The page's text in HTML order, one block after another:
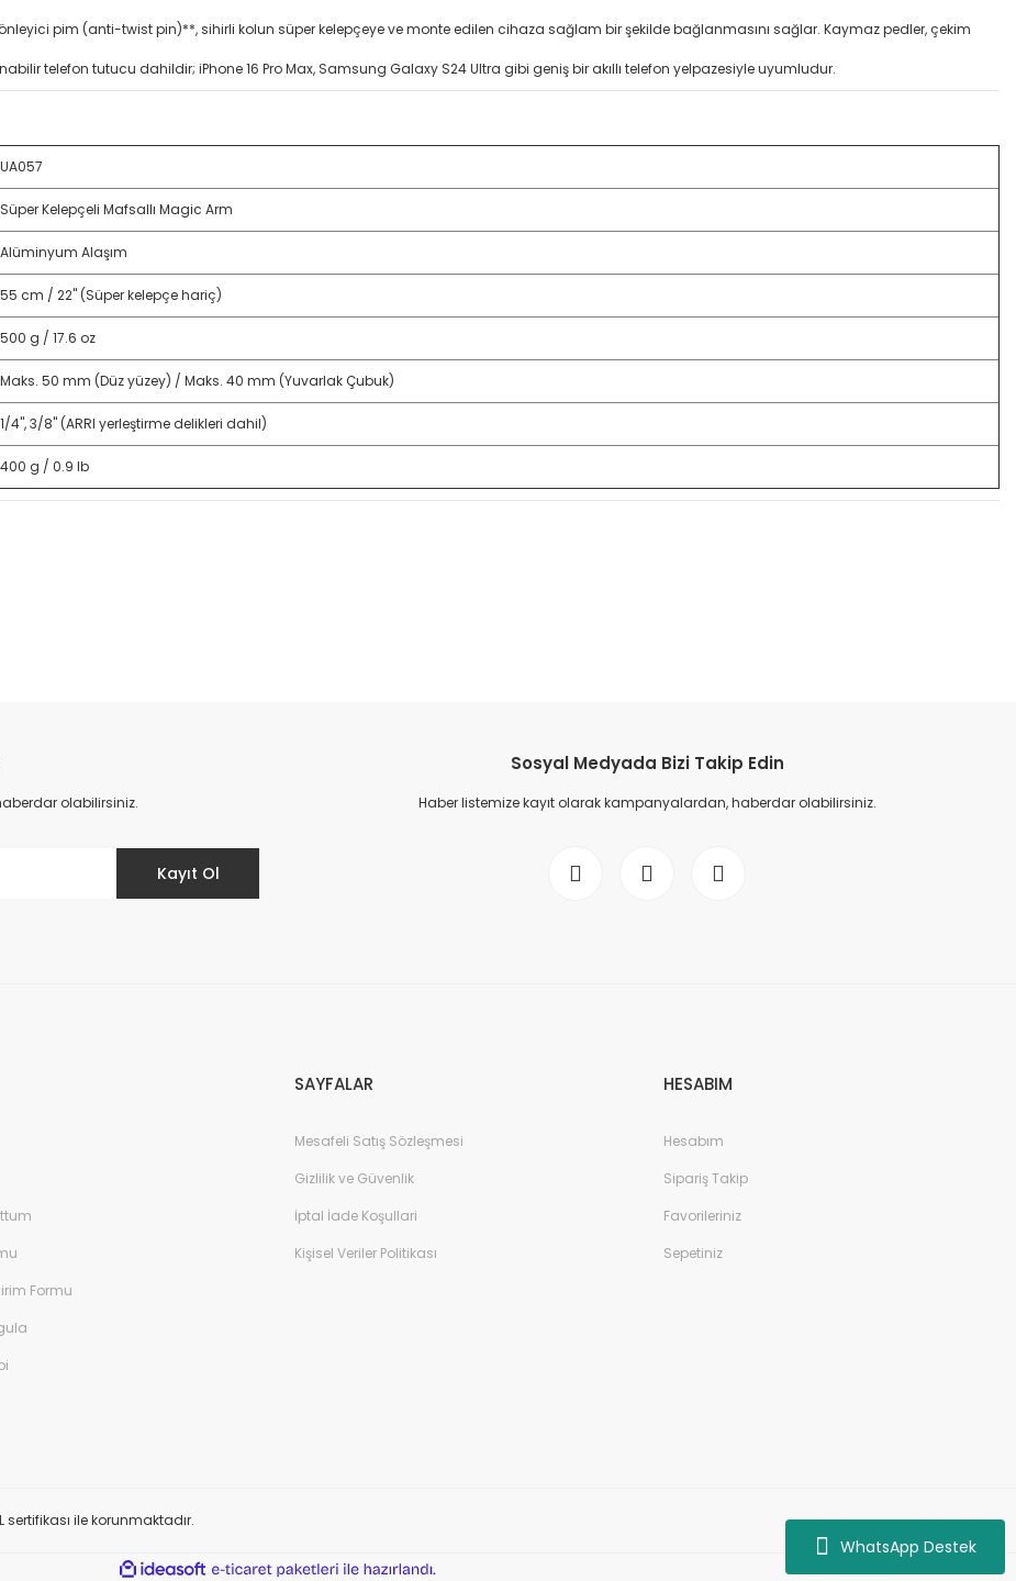
WhatsApp Destek
pim (anti-twist pin)**, sihirli kolun süper kelepçeye ve monte edilen cihaza sağlam bir şekilde bağlanmasını sağlar. Kaymaz pedler, çekim
telefon tutucu dahildir; iPhone 16 Pro Max, Samsung Galaxy S24 Ultra gibi geniş bir akıllı telefon yelpazesiyle uyumludur.
UA057
Süper Kelepçeli Mafsallı Magic Arm
Alüminyum Alaşım
55 cm / 22" (Süper kelepçe hariç)
500 g / 17.6 oz
Maks. 50 mm (Düz yüzey) / Maks. 40 mm (Yuvarlak Çubuk)
1/4", 3/8" (ARRI yerleştirme delikleri dahil)
400 g / 0.9 lb
olabilirsiniz.
Kayıt Ol
Sosyal Medyada Bizi Takip Edin
Haber listemize kayıt olarak kampanyalardan, haberdar olabilirsiniz.
Formu
SAYFALAR
Mesafeli Satış Sözleşmesi
Gizlilik ve Güvenlik
İptal İade Koşullari
Kişisel Veriler Politikası
HESABIM
Hesabım
Sipariş Takip
Favorileriniz
Sepetiniz
sertifikası ile korunmaktadır.
ideasoft e-